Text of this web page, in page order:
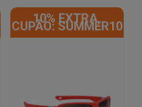
10% EXTRA,
CUPÃO: SUMMER10